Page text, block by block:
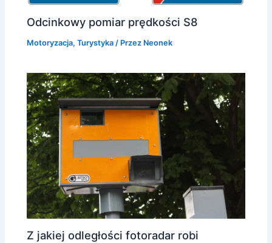
Odcinkowy pomiar prędkości S8
Motoryzacja,Turystyka / Przez Neonek
Z jakiej odległości fotoradar robi